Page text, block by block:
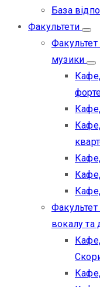
База
Факультети
Факультет
музики
вокалу та